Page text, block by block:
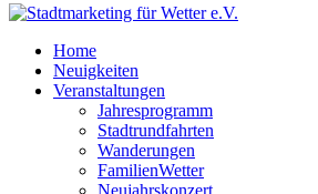
Home
Neuigkeiten
Veranstaltungen
Jahresprogramm
Stadtrundfahrten
Wanderungen
FamilienWetter
Neujahrskonzert